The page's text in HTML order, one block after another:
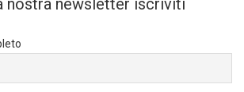
nostra newsletter iscriviti